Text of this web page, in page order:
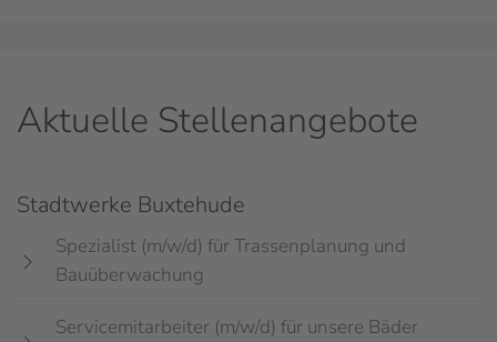
Aktuelle Stellenangebote
Stadtwerke Buxtehude
Spezialist (m/w/d) für Trassenplanung und
Bauüberwachung
Servicemitarbeiter (m/w/d) für unsere Bäder